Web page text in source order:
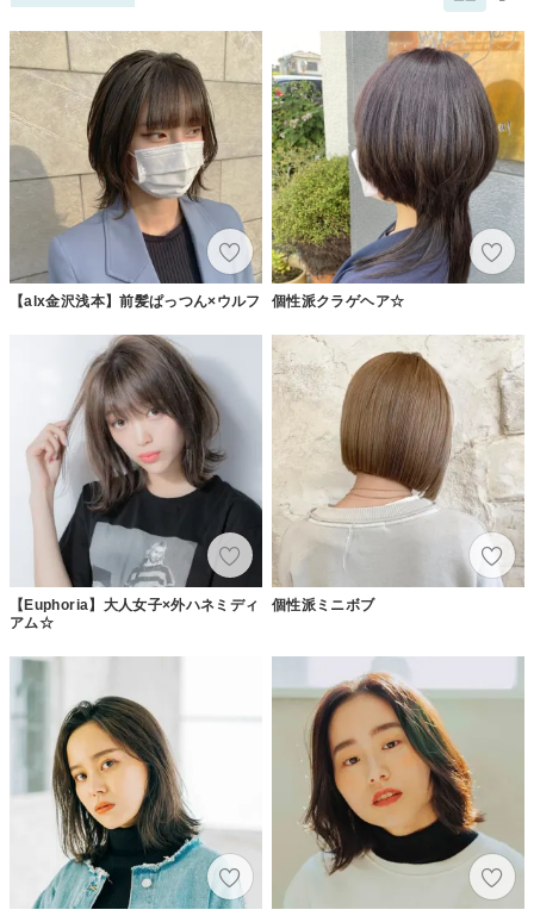
【alx金沢浅本】前髪ぱっつん×ウルフ 個性派クラゲヘア☆
【Euphoria】大人女子×外ハネミディ
アム☆
個性派ミニボブ